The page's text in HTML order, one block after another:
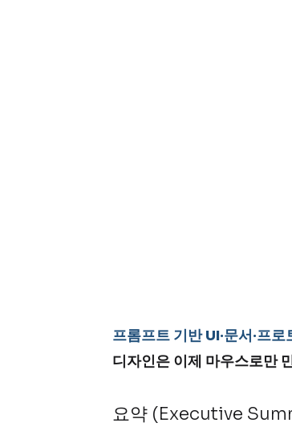
프롬프트 기반 UI·문서·프
디자인은 이제 마우스로만
요약 (Executive